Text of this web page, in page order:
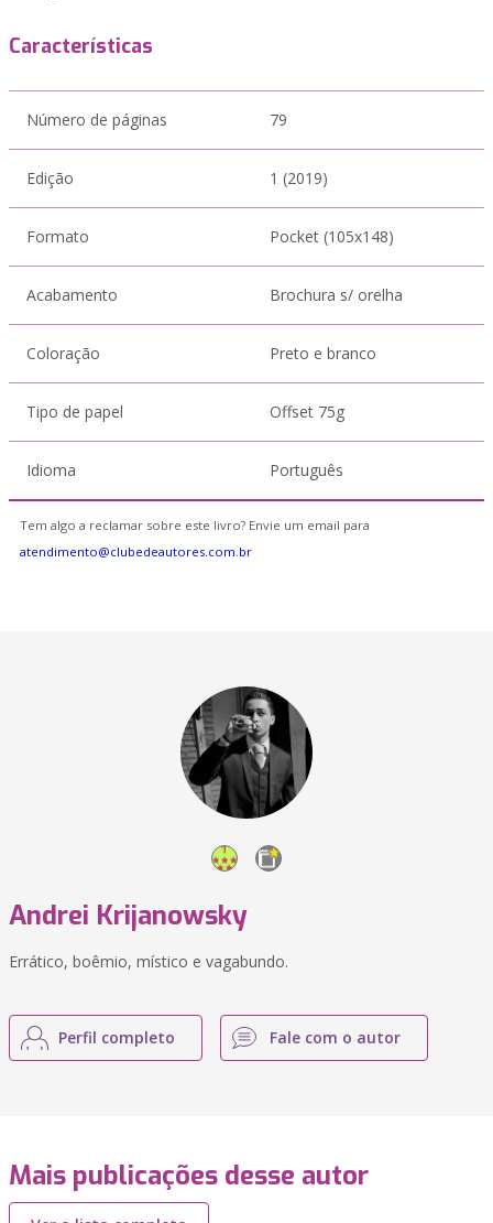
Características
Número de páginas 79
Edição 1 (2019)
Formato Pocket (105x148)
Acabamento Brochura s/ orelha
Coloração Preto e branco
Tipo de papel Offset 75g
Idioma Português
Tem algo a reclamar sobre este livro? Envie um email para
atendimento@clubedeautores.com.br
Andrei Krijanowsky
Errático, boêmio, místico e vagabundo.
Perfil completo Fale com o autor
Mais publicações desse autor